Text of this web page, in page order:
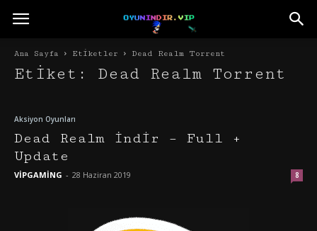
Ana Sayfa Etiketler Dead Realm Torrent
Etiket: Dead Realm Torrent
Aksiyon Oyunları
Dead Realm İndir – Full +
Update
VİPGAMİNG - 28 Haziran 2019 8